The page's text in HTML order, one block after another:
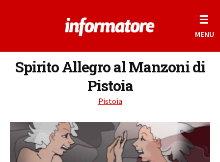
☰
MENU
Spirito Allegro al Manzoni di
Pistoia
Pistoia